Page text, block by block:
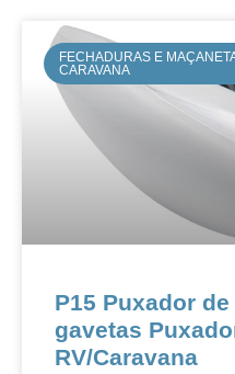
FECHADURAS E
CARAVANA
P15 Puxador
gavetas
RV/Caravana